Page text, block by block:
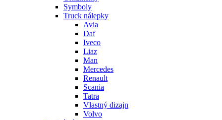
Symboly
Truck nálepky
Avia
Daf
Iveco
Liaz
Man
Mercedes
Renault
Scania
Tatra
Vlastný dizajn
Volvo